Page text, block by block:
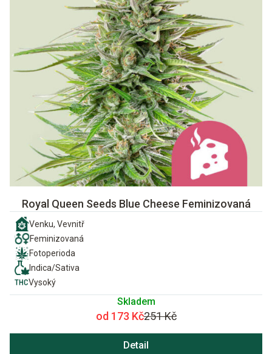
Royal Queen Seeds Blue Cheese Feminizovaná
Venku, Vevnitř
Feminizovaná
Fotoperioda
Indica/Sativa
Vysoký
Skladem
od 173 Kč251 Kč
Detail